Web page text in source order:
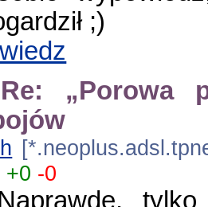
;)
Re: „Porowa
+0 -0